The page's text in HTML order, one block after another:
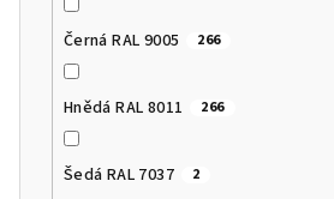
Černá RAL 9005 266
Hnědá RAL 8011 266
Šedá RAL 7037 2